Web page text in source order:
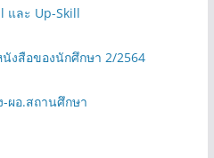
และ Up-Skill
งสือของนักศึกษา 2/2564
ผอ.สถานศึกษา